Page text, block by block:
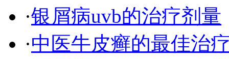
·银屑病uvb的治疗剂量
·中医牛皮癣的最佳治